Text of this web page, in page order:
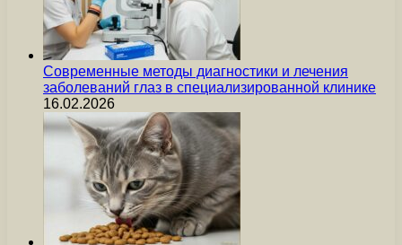
Современные методы диагностики и лечения
заболеваний глаз в специализированной клинике
16.02.2026